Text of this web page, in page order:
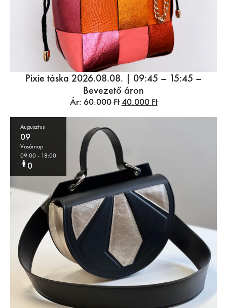
Pixie táska 2026.08.08. | 09:45 – 15:45 –
Bevezető áron
Ár:60.000Ft40.000 Ft
Augusztus
09
Vasárnap
09:00- 18:00
0